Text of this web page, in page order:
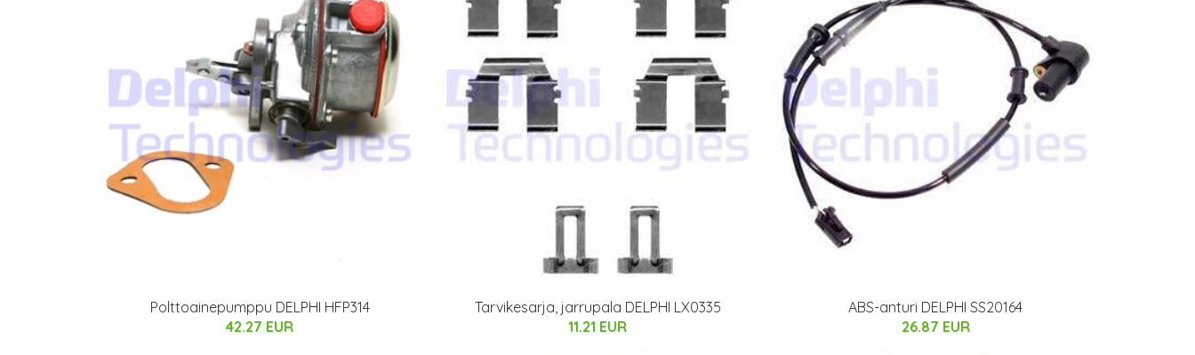
Polttoainepumppu DELPHI HFP314
42.27 EUR
Tarvikesarja, jarrupala DELPHI LX0335
11.21 EUR
ABS-anturi DELPHI SS20164
26.87 EUR